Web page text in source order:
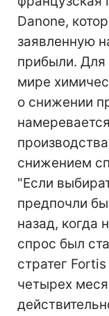
Danone,
заявленную
прибыли. Для
мире
о снижении
снижением
"Если
предпочли
назад, когда
спрос был
стратег
четырех